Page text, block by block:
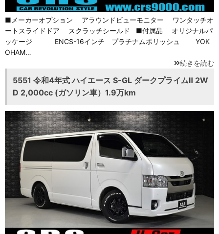
■メーカーオプション アラウンドビューモニター ワンタッチオ
ートスライドドア スクラッチシールド ■付属品 オリジナルパ
ッケージ ENCS-16インチ プラチナムポリッシュ YOK
OHAM…
続きを読む
5551 令和4年式 ハイエース S-GL ダークプライムⅡ 2W
D 2,000cc (ガソリン車）1.9万km